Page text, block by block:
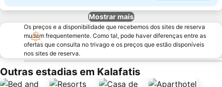
Mostrar mais
Os preços e a disponibilidade que recebemos dos sites de reserva
mudam frequentemente. Como tal, pode haver diferenças entre as
ofertas que consulta no trivago e os preços que estão disponíveis
nos sites de reserva.
Outras estadias em Kalafatis